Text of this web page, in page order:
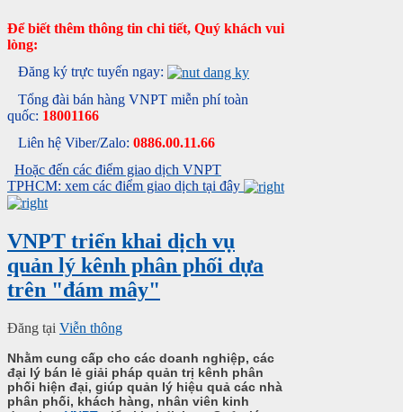
Để biết thêm thông tin chi tiết, Quý khách vui
lòng:
Đăng ký trực tuyến ngay:
Tổng đài bán hàng VNPT miễn phí toàn
quốc: 18001166
Liên hệ Viber/Zalo: 0886.00.11.66
Hoặc đến các điểm giao dịch VNPT
TPHCM: xem các điểm giao dịch tại đây
VNPT triển khai dịch vụ
quản lý kênh phân phối dựa
trên "đám mây"
Đăng tại Viễn thông
Nhằm cung cấp cho các doanh nghiệp, các
đại lý bán lẻ giải pháp quản trị kênh phân
phối hiện đại, giúp quản lý hiệu quả các nhà
phân phối, khách hàng, nhân viên kinh